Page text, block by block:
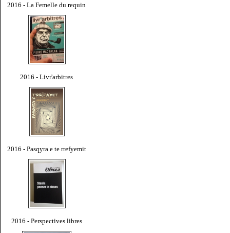
2016 - La Femelle du requin
2016 - Livr'arbitres
2016 - Pasqyra e te rrefyemit
2016 - Perspectives libres